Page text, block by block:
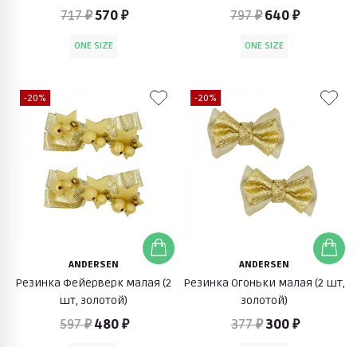
717 ₽570 ₽
ONE SIZE
797 ₽ 640 ₽
ONE SIZE
-20%
ANDERSEN
Резинка Фейерверк малая (2
шт, золотой)
597 ₽ 480 ₽
-20%
ANDERSEN
Резинка Огоньки малая (2 шт,
золотой)
377 ₽300 ₽